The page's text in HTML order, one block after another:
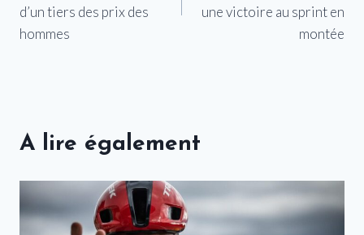
l’article
d’un tiers des prix des
hommes
une victoire au sprint en
montée
A lire également